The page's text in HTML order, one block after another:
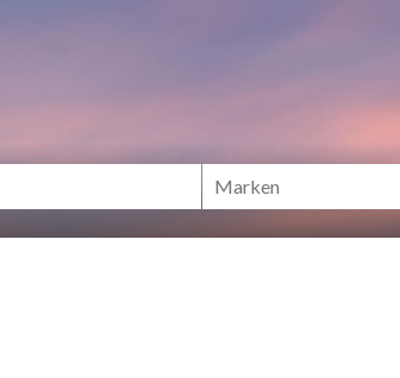
online Shoppen